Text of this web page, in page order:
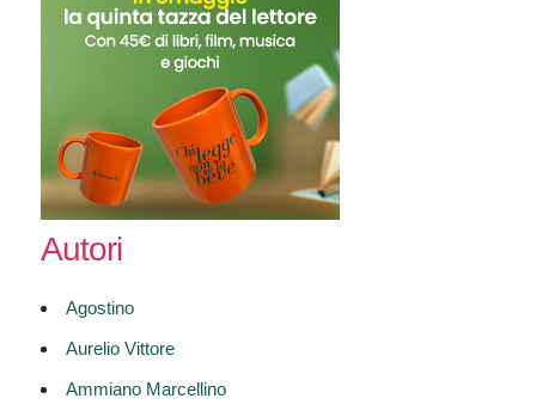
Autori
Agostino
Aurelio Vittore
Ammiano Marcellino